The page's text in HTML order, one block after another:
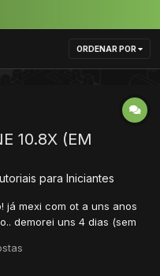
ORDENAR POR
10.8X (EM
para Iniciantes
já mexi com ot a uns anos
demorei uns 4 dias (sem
é longo... porém deve-
O OT...